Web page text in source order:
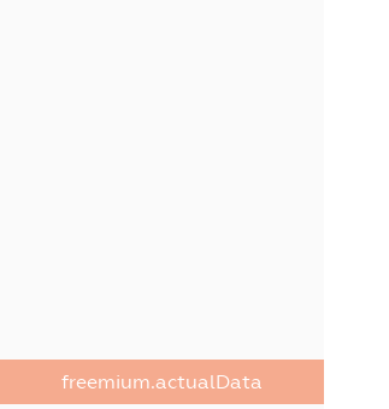
freemium.actualData